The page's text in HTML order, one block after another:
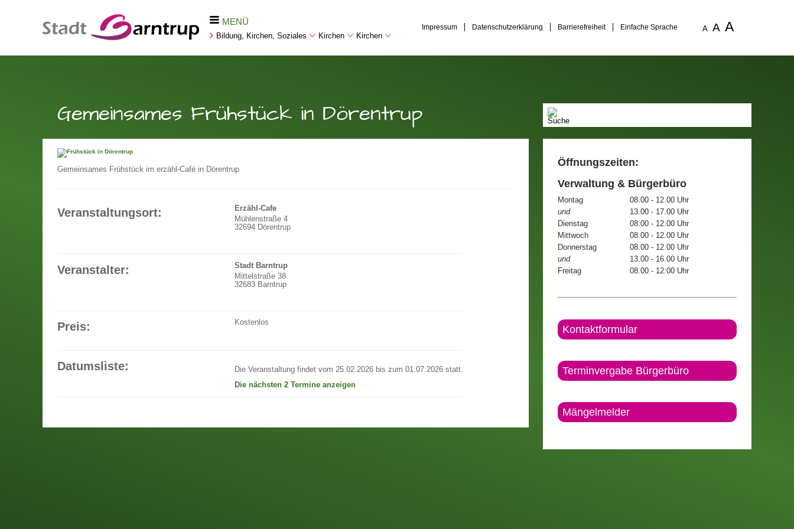
MENÜ
Bildung, Kirchen, Soziales Kirchen Kirchen
Impressum Datenschutzerklärung Barrierefreiheit Einfache Sprache A A A
Gemeinsames Frühstück in Dörentrup
Gemeinsames Frühstück im erzähl-Café in Dörentrup
Veranstaltungsort:
Erzähl-Cafe
Mühlenstraße 4
32694 Dörentrup
Veranstalter:
Stadt Barntrup
Mittelstraße 38
32683 Barntrup
Preis: Kostenlos
Datumsliste:
Die Veranstaltung findet vom 25.02.2026 bis zum 01.07.2026 statt.
Die nächsten 2 Termine anzeigen
Öffnungszeiten:
Verwaltung & Bürgerbüro
Montag
08.00 - 12.00 Uhr
und
13.00 - 17.00 Uhr
Dienstag
08.00 - 12.00 Uhr
Mittwoch
08.00 - 12.00 Uhr
Donnerstag
08.00 - 12.00 Uhr
und
13.00 - 16.00 Uhr
Freitag
08.00 - 12:00 Uhr
Kontaktformular
Terminvergabe Bürgerbüro
Mängelmelder